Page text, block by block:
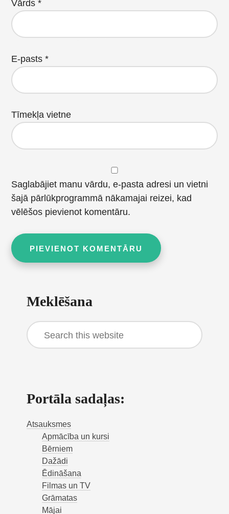
Vārds*
E-pasts*
Tīmekļa vietne
Saglabājiet manu vārdu, e-pasta adresi un vietni
šajā pārlūkprogrammā nākamajai reizei, kad
vēlēšos pievienot komentāru.
Sidebar
Meklēšana
Search
this
website
Portāla sadaļas:
Atsauksmes
Apmācība un kursi
Bērniem
Dažādi
Ēdināšana
Filmas un TV
Grāmatas
Mājai